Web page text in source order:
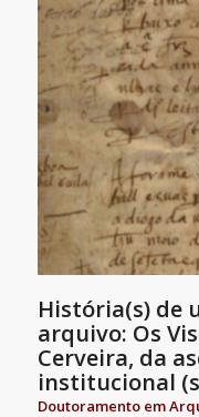
História(s) de
arquivo: Os
Cerveira, da
institucional
Doutoramento em